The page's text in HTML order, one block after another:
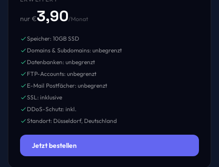
nur €3,90/Monat
Speicher: 10GB SSD
Domains & Subdomains: unbegrenzt
Datenbanken: unbegrenzt
FTP-Accounts: unbegrenzt
E-Mail Postfächer: unbegrenzt
SSL: inklusive
DDoS-Schutz: inkl.
Standort: Düsseldorf, Deutschland
Jetzt bestellen